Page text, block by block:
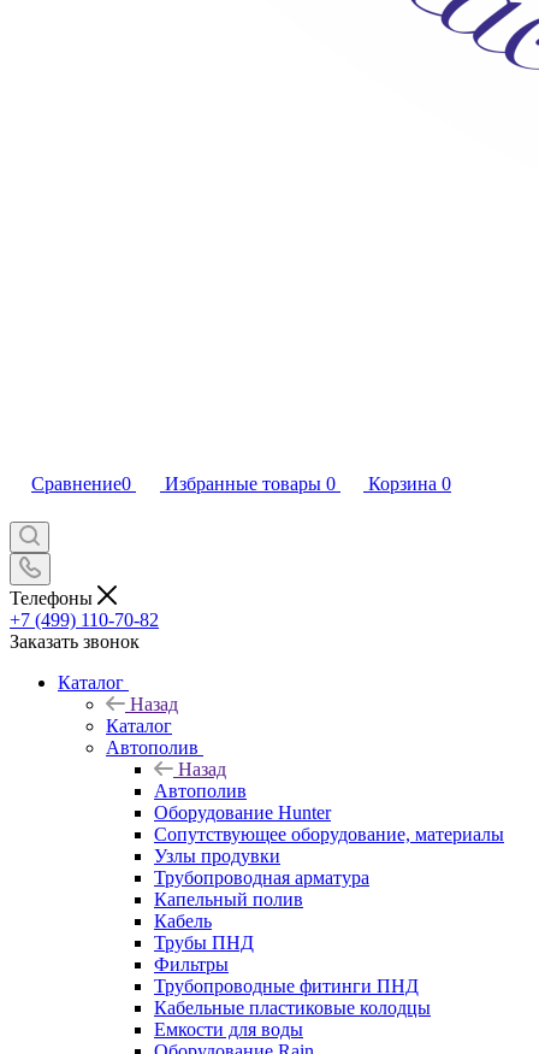
Сравнение0 Избранные товары 0 Корзина 0
Телефоны
+7 (499) 110-70-82
Заказать звонок
Каталог
Назад
Каталог
Автополив
Назад
Автополив
Оборудование Hunter
Сопутствующее оборудование, материалы
Узлы продувки
Трубопроводная арматура
Капельный полив
Кабель
Трубы ПНД
Фильтры
Трубопроводные фитинги ПНД
Кабельные пластиковые колодцы
Емкости для воды